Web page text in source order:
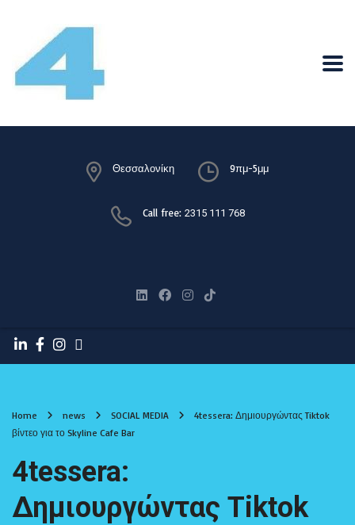
Θεσσαλονίκη 9πμ-5μμ
Call free: 2315 111 768
Home news SOCIAL MEDIA
4tessera: Δημιουργώντας Tiktok
βίντεο για το Skyline Cafe Bar
4tessera:
Δημιουργώντας Tiktok